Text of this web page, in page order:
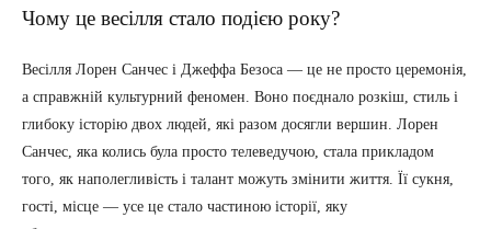
Чому це весілля стало подією року?
Весілля Лорен Санчес і Джеффа Безоса — це не просто церемонія,
а справжній культурний феномен. Воно поєднало розкіш, стиль і
глибоку історію двох людей, які разом досягли вершин. Лорен
Санчес, яка колись була просто телеведучою, стала прикладом
того, як наполегливість і талант можуть змінити життя. Її сукня,
гості, місце — усе це стало частиною історії, яку